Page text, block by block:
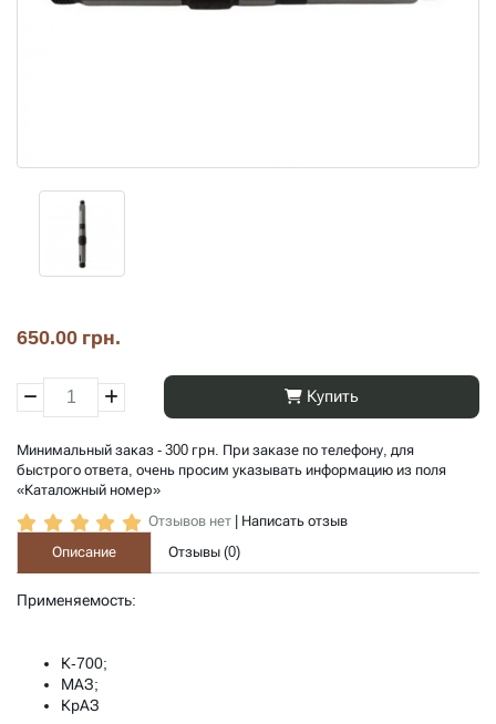
650.00 грн.
Купить
Минимальный заказ - 300 грн. При заказе по телефону, для
быстрого ответа, очень просим указывать информацию из поля
«Каталожный номер»
Отзывов нет
Написать отзыв
Описание
Отзывы (0)
Применяемость:
К-700;
МАЗ;
КрАЗ